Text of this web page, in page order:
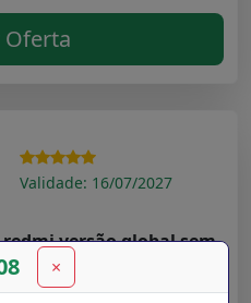
Validade: 16/07/2027
versão global sem
bluetooth
na loja
×